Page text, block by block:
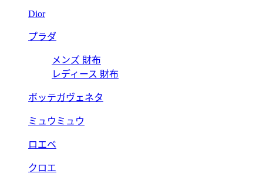
Dior
プラダ
メンズ 財布
レディース 財布
ボッテガヴェネタ
ミュウミュウ
ロエベ
クロエ